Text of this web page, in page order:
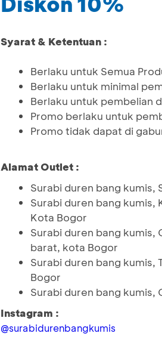
Syarat & Ketentuan :
Berlaku untuk Semua
Berlaku untuk minimal
Berlaku untuk pembelian
Promo berlaku untuk
Promo tidak dapat di
Alamat Outlet :
Surabi duren bang kumis,
Surabi duren bang kumis,
Kota Bogor
Surabi duren bang kumis,
barat, kota Bogor
Surabi duren bang kumis,
Bogor
Surabi duren bang kumis,
Instagram :
@surabidurenbangkumis